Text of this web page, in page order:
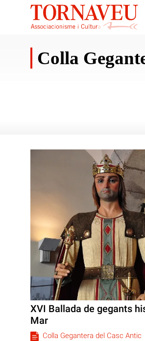
Colla
XVI Ballada de gegants
Mar
Colla Gegantera del Casc Antic